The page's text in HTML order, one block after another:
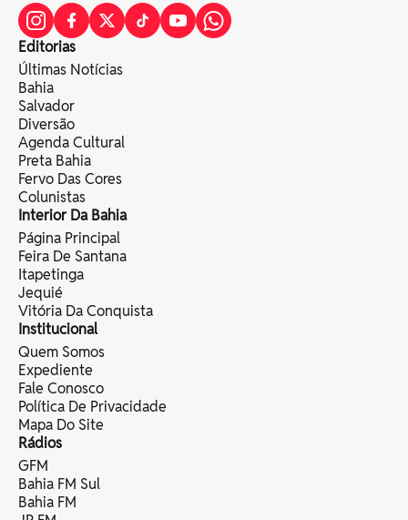
Editorias
Últimas Notícias
Bahia
Salvador
Diversão
Agenda Cultural
Preta Bahia
Fervo Das Cores
Colunistas
Interior Da Bahia
Página Principal
Feira De Santana
Itapetinga
Jequié
Vitória Da Conquista
Institucional
Quem Somos
Expediente
Fale Conosco
Política De Privacidade
Mapa Do Site
Rádios
GFM
Bahia FM Sul
Bahia FM